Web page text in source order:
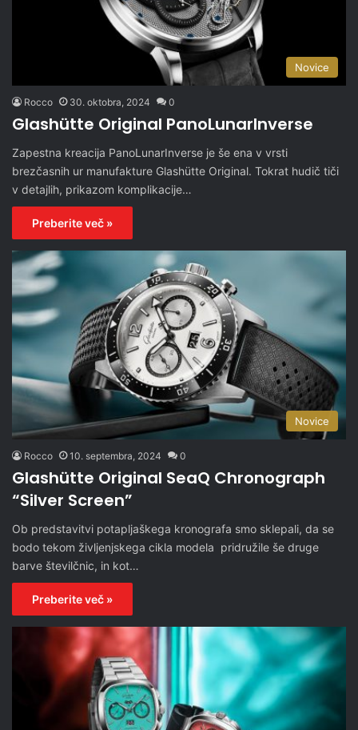
Novice
Rocco 30. oktobra, 2024 0
Glashütte Original PanoLunarInverse
Zapestna kreacija PanoLunarInverse je še ena v vrsti
brezčasnih ur manufakture Glashütte Original. Tokrat hudič tiči
v detajlih, prikazom komplikacije…
Preberite več »
Novice
Rocco 10. septembra, 2024 0
Glashütte Original SeaQ Chronograph
“Silver Screen”
Ob predstavitvi potapljaškega kronografa smo sklepali, da se
bodo tekom življenjskega cikla modela pridružile še druge
barve številčnic, in kot…
Preberite več »